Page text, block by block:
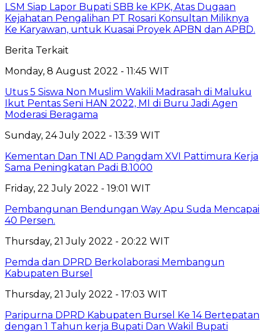
LSM Siap Lapor Bupati SBB ke KPK, Atas Dugaan
Kejahatan Pengalihan PT Rosari Konsultan Miliknya
Ke Karyawan, untuk Kuasai Proyek APBN dan APBD.
Berita Terkait
Monday, 8 August 2022 - 11:45 WIT
Utus 5 Siswa Non Muslim Wakili Madrasah di Maluku
Ikut Pentas Seni HAN 2022, MI di Buru Jadi Agen
Moderasi Beragama
Sunday, 24 July 2022 - 13:39 WIT
Kementan Dan TNI AD Pangdam XVI Pattimura Kerja
Sama Peningkatan Padi B.1000
Friday, 22 July 2022 - 19:01 WIT
Pembangunan Bendungan Way Apu Suda Mencapai
40 Persen.
Thursday, 21 July 2022 - 20:22 WIT
Pemda dan DPRD Berkolaborasi Membangun
Kabupaten Bursel
Thursday, 21 July 2022 - 17:03 WIT
Paripurna DPRD Kabupaten Bursel Ke 14 Bertepatan
dengan 1 Tahun kerja Bupati Dan Wakil Bupati